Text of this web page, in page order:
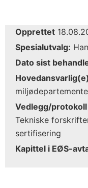
Opprettet
Spesialutvalg:
Dato sist
Vedlegg/
Tekniske
sertifisering
Kapittel i EØS-